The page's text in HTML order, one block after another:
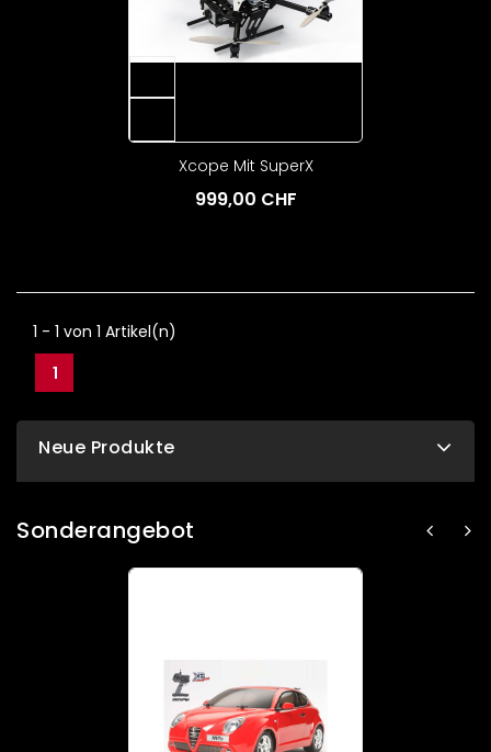
Xcope Mit SuperX
999,00 CHF
1 - 1 von 1 Artikel(n)
1
Neue Produkte
Sonderangebot